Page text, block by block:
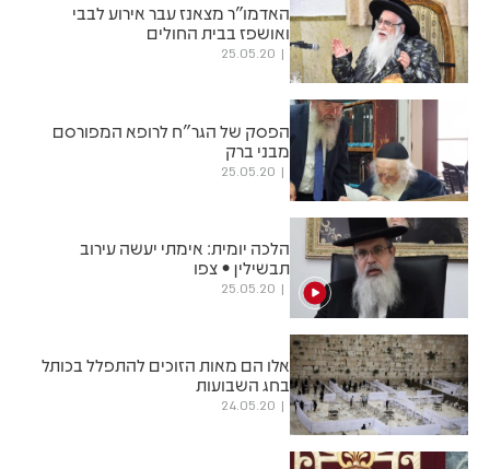
האדמו"ר מצאנז עבר אירוע לבבי
ואושפז בבית החולים
25.05.20
הפסק של הגר"ח לרופא המפורסם
מבני ברק
25.05.20
הלכה יומית: אימתי יעשה עירוב
תבשילין • צפו
25.05.20
אלו הם מאות הזוכים להתפלל בכותל
בחג השבועות
24.05.20